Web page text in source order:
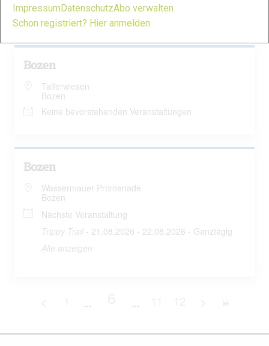
Alle anzeigen
Bozen
Talferwiesen
Bozen
Keine bevorstehenden Veranstaltungen
Bozen
Wassermauer Promenade
Bozen
Nächste Veranstaltung
Trippy Trail - 21.08.2026 - 22.08.2026 - Ganztägig
Alle anzeigen
ImpressumDatenschutzAbo verwalten
Schon registriert? Hier anmelden